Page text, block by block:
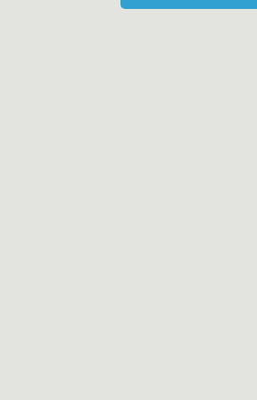
«Дом на Манежной площади»